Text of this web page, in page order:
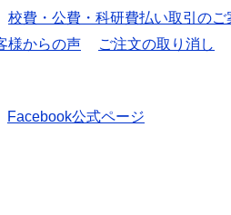
校費・公費・科研費払い取引のご
様からの声 ご注文の取り消し
Facebook公式ページ